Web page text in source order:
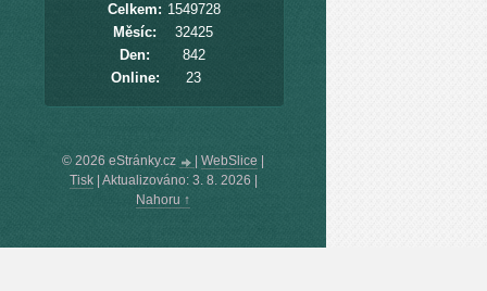
Online: 23
Celkem: 1549728
Měsíc:
32425
Den:
842
© 2026 eStránky.cz WebSlice
Tisk| Aktualizováno: 3. 8. 2026
Nahoru ↑